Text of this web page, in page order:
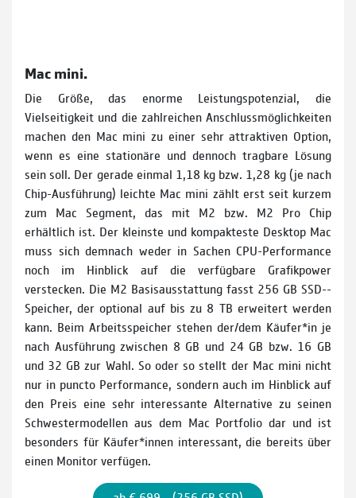
Mac mini.
Die Größe, das enorme Leistungspotenzial, die
Vielseitigkeit und die zahlreichen Anschlussmöglich­keiten
machen den Mac mini zu einer sehr attraktiven Option,
wenn es eine stationäre und dennoch tragbare Lösung
sein soll. Der gerade einmal 1,18 kg bzw. 1,28 kg (je nach
Chip-Ausführung) leichte Mac mini zählt erst seit kurzem
zum Mac Segment, das mit M2 bzw. M2 Pro Chip
erhältlich ist. Der kleinste und kompakteste Desktop Mac
muss sich demnach weder in Sachen CPU­-Performance
noch im Hinblick auf die verfüg­bare Grafikpower
verstecken. Die M2 Basisausstattung fasst 256 GB SSD-­
Speicher, der optional auf bis zu 8 TB erweitert werden
kann. Beim Arbeitsspei­cher stehen der/dem Käufer*in je
nach Ausführung zwischen 8 GB und 24 GB bzw. 16 GB
und 32 GB zur Wahl. So oder so stellt der Mac mini nicht
nur in puncto Performance, sondern auch im Hinblick auf
den Preis eine sehr interessante Alternative zu seinen
Schwestermodellen aus dem Mac Portfolio dar und ist
besonders für Käufer*innen interessant, die bereits über
einen Monitor verfügen.